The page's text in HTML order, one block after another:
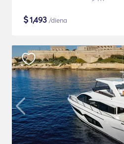
$1,493 /diena